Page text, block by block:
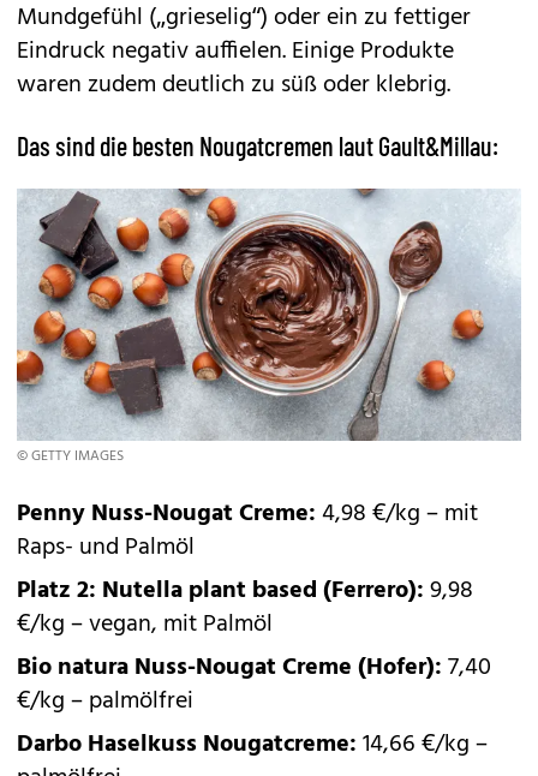
Mundgefühl („grieselig“) oder ein zu fettiger
Eindruck negativ auffielen. Einige Produkte
waren zudem deutlich zu süß oder klebrig.
Das sind die besten Nougatcremen laut Gault&Millau:
© GETTY IMAGES
Penny Nuss-Nougat Creme:4,98 €/kg – mit
Raps- und Palmöl
Platz 2: Nutella plant based (Ferrero):9,98
€/kg – vegan, mit Palmöl
Bio natura Nuss-Nougat Creme (Hofer):7,40
€/kg – palmölfrei
Darbo Haselkuss Nougatcreme:14,66 €/kg –